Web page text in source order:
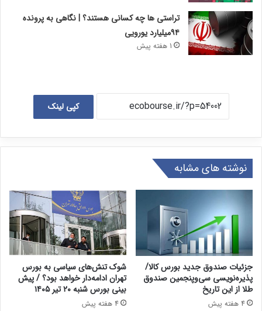
تراستی ها چه کسانی هستند؟ | نگاهی به پرونده
۹۴میلیارد یورویی
1 هفته پیش
کپی لینک
نوشته های مشابه
جزئیات صندوق جدید بورس کالا/
پذیره‌نویسی سی‌وپنجمین صندوق
طلا از این تاریخ
4 هفته پیش
شوک تنش‌های سیاسی به بورس
تهران ادامه‌دار خواهد بود؟ / پیش
بینی بورس شنبه ۲۰ تیر ۱۴۰۵
4 هفته پیش